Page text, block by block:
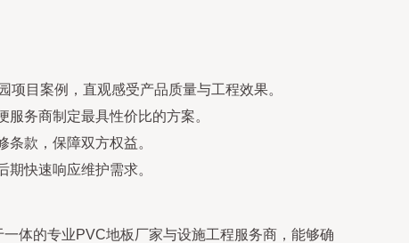
目案例，直观感受产品质量与工程效果。
务商制定最具性价比的方案。
款，保障双方权益。
快速响应维护需求。
体的专业PVC地板厂家与设施工程服务商，能够确